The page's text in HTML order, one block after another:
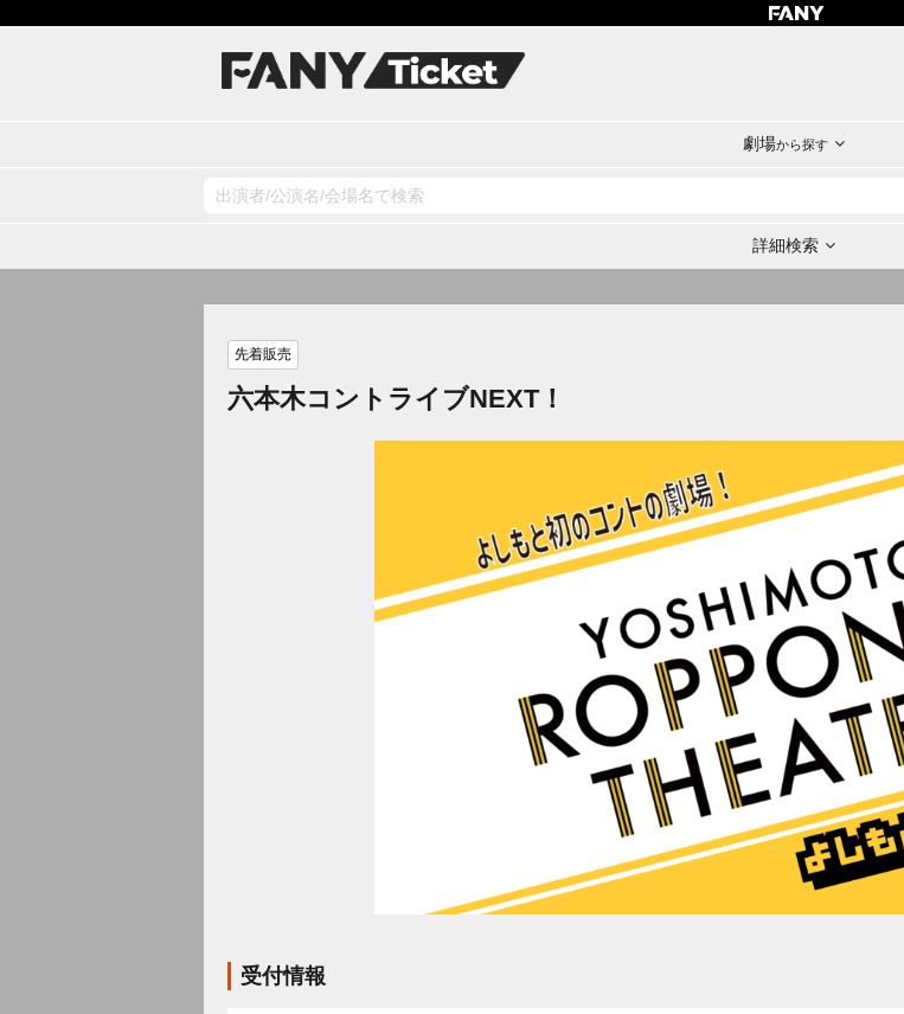
劇場から探す
詳細検索
先着販売
六本木コントライブNEXT！
受付情報